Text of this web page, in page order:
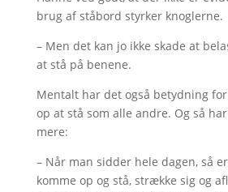
brug af ståbord styrker knoglerne.
– Men det kan jo ikke skade at
at stå på benene.
Mentalt har det også betydning
op at stå som alle andre. Og så
mere:
– Når man sidder hele dagen, så
komme op og stå, strække sig og